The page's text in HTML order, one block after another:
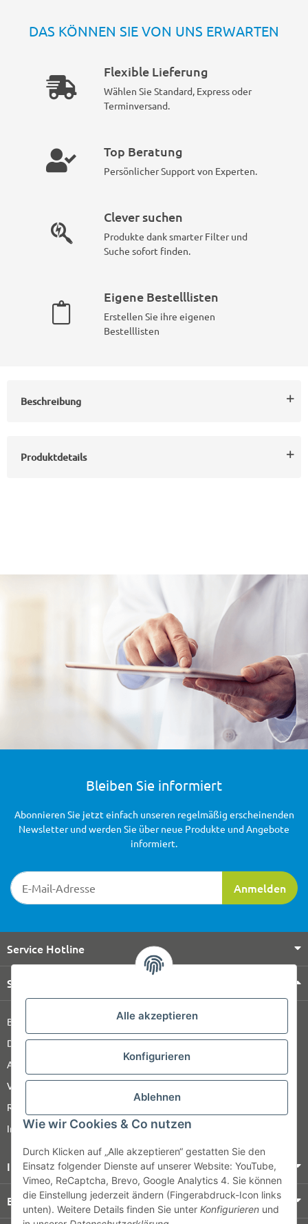
Alle akzeptieren
Konfigurieren
Ablehnen
Wie wir Cookies & Co nutzen
Durch Klicken auf „Alle akzeptieren“ gestatten Sie den
Einsatz folgender Dienste auf unserer Website: YouTube,
Vimeo, ReCaptcha, Brevo, Google Analytics 4. Sie können
die Einstellung jederzeit ändern (Fingerabdruck-Icon links
unten). Weitere Details finden Sie unter Konfigurieren und
DAS KÖNNEN SIE VON UNS ERWARTEN
Flexible Lieferung
Wählen Sie Standard, Express oder
Terminversand.
Top Beratung
Persönlicher Support von Experten.
Clever suchen
Produkte dank smarter Filter und
Suche sofort finden.
Eigene Bestelllisten
Erstellen Sie ihre eigenen
Bestelllisten
Beschreibung
Produktdetails
Bleiben Sie informiert
Newsletter-Registrierung
Anmelden
Abonnieren Sie jetzt einfach unseren regelmäßig erscheinenden
Newsletter und werden Sie über neue Produkte und Angebote
informiert.
Service Hotline
Shop Service
Barrierefreiheitserklärung
Datenschutz
AGB
Versandinformationen
Retour
Impressum
Informationen
Bezahlung & Versand